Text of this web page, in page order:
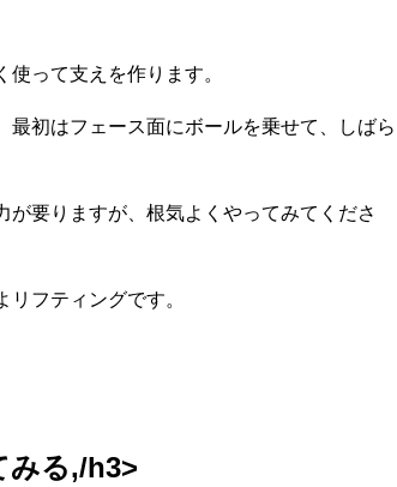
って支えを作ります。
初はフェース面にボールを乗せて、しばら
要りますが、根気よくやってみてくださ
フティングです。
みる,/h3>